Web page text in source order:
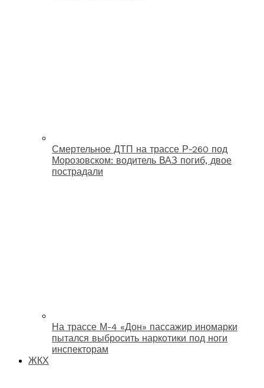
Смертельное ДТП на трассе Р-260 под
Морозовском: водитель ВАЗ погиб, двое
пострадали
На трассе М-4 «Дон» пассажир иномарки
пытался выбросить наркотики под ноги
инспекторам
ЖКХ